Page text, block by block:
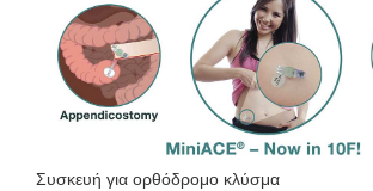
Συσκευή για ορθόδρομο κλύσμα